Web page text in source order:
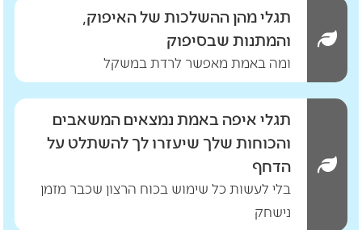
תגלי מהן ההשלכות של האיפוק,
והמתנות שבסיפוק
ומה באמת מאפשר לרדת במשקל
תגלי איפה באמת נמצאים המשאבים
והכוחות שלך שיעזרו לך להשתלט על
הדחף
בלי לעשות כל שימוש בכוח הרצון שכבר מזמן
נישחק